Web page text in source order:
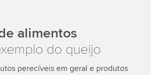
alimentos
do queijo
perecíveis em geral e produtos